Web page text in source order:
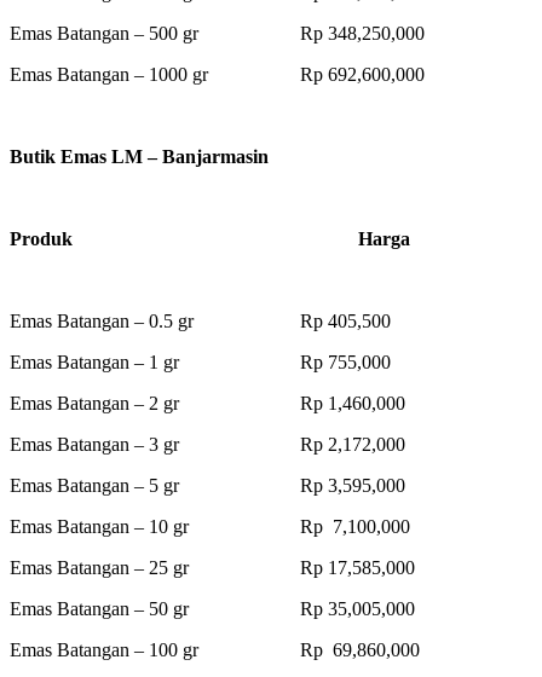
Emas Batangan – 500 gr Rp 348,250,000
Emas Batangan – 1000 gr Rp 692,600,000
Butik Emas LM – Banjarmasin
Produk Harga
Emas Batangan – 0.5 gr Rp 405,500
Emas Batangan – 1 gr Rp 755,000
Emas Batangan – 2 gr Rp 1,460,000
Emas Batangan – 3 gr Rp 2,172,000
Emas Batangan – 5 gr Rp 3,595,000
Emas Batangan – 10 gr Rp 7,100,000
Emas Batangan – 25 gr Rp 17,585,000
Emas Batangan – 50 gr Rp 35,005,000
Emas Batangan – 100 gr Rp 69,860,000